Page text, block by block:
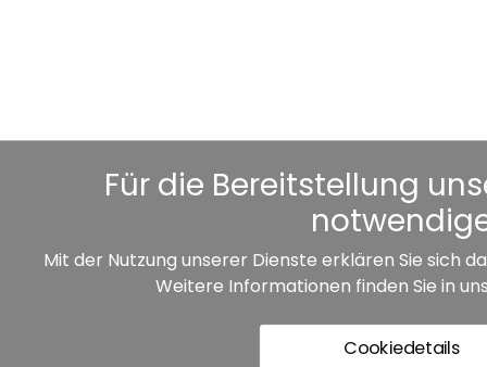
Für die Bereitstellung
Mit der Nutzung unserer Dienste erklären Sie sich
Weitere Informationen finden Sie in
Cookiedetails